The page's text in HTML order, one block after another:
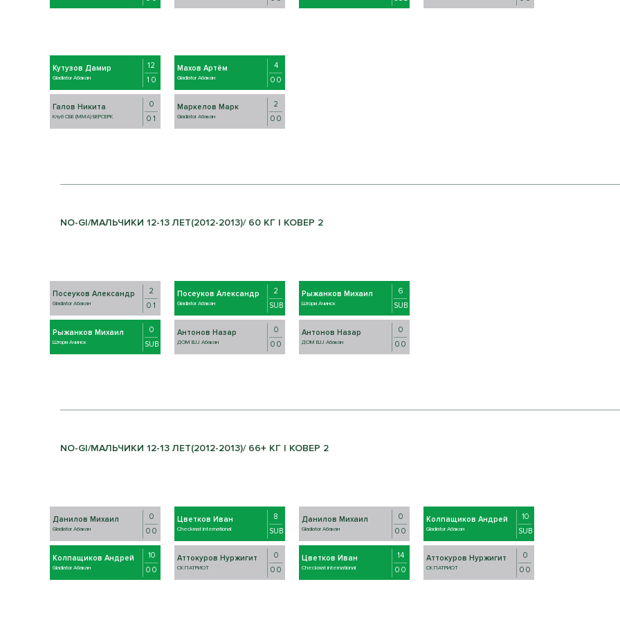
Кутузов Дамир
Gladiator Абакан
12
1 0
Галов Никита
Клуб СБЕ (ММА) БЕРСЕРК
0
0 1
Махов Артём
Gladiator Абакан
4
0 0
Маркелов Марк
Gladiator Абакан
2
0 0
NO-GI/МАЛЬЧИКИ 12-13 ЛЕТ(2012-2013)/ 60 КГ | КОВЕР 2
Посеуков Александр
Gladiator Абакан
2
0 1
Рыжанков Михаил
Шторм Ачинск
0
SUB
Посеуков Александр
Gladiator Абакан
2
SUB
Антонов Назар
ДОМ BJJ Абакан
0
0 0
Рыжанков Михаил
Шторм Ачинск
6
SUB
Антонов Назар
ДОМ BJJ Абакан
0
0 0
NO-GI/МАЛЬЧИКИ 12-13 ЛЕТ(2012-2013)/ 66+ КГ | КОВЕР 2
Данилов Михаил
Gladiator Абакан
0
0 0
Колпащиков Андрей
Gladiator Абакан
10
0 0
Цветков Иван
Checkmat international
8
SUB
Аттокуров Нуржигит
СК ПАТРИОТ
0
0 0
Данилов Михаил
Gladiator Абакан
0
0 0
Цветков Иван
Checkmat international
14
0 0
Колпащиков Андрей
Gladiator Абакан
10
SUB
Аттокуров Нуржигит
СК ПАТРИОТ
0
0 0